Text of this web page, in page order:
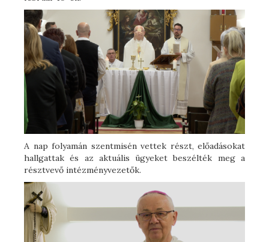
A nap folyamán szentmisén vettek részt, előadásokat
hallgattak és az aktuális ügyeket beszélték meg a
résztvevő intézményvezetők.